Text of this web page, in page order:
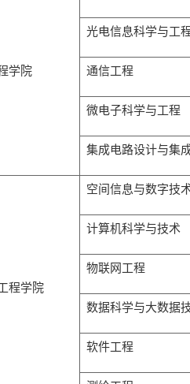
学院
光电信息科学与工
通信工程
微电子科学与工程
集成电路设计与集
程学院
空间信息与数字技
计算机科学与技术
物联网工程
数据科学与大数据
软件工程